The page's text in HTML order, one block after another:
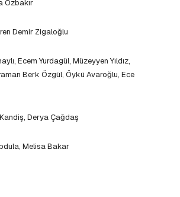
Özbakır
Demir Zigaloğlu
Ecem Yurdagül, Müzeyyen Yıldız,
Berk Özgül, Öykü Avaroğlu, Ece
Derya Çağdaş
Melisa Bakar